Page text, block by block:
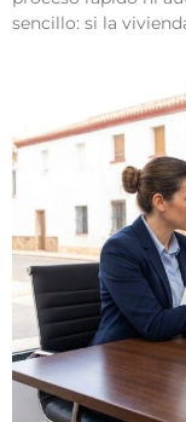
sencillo: si la